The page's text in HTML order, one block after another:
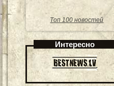
Топ 100 новостей
Интересно